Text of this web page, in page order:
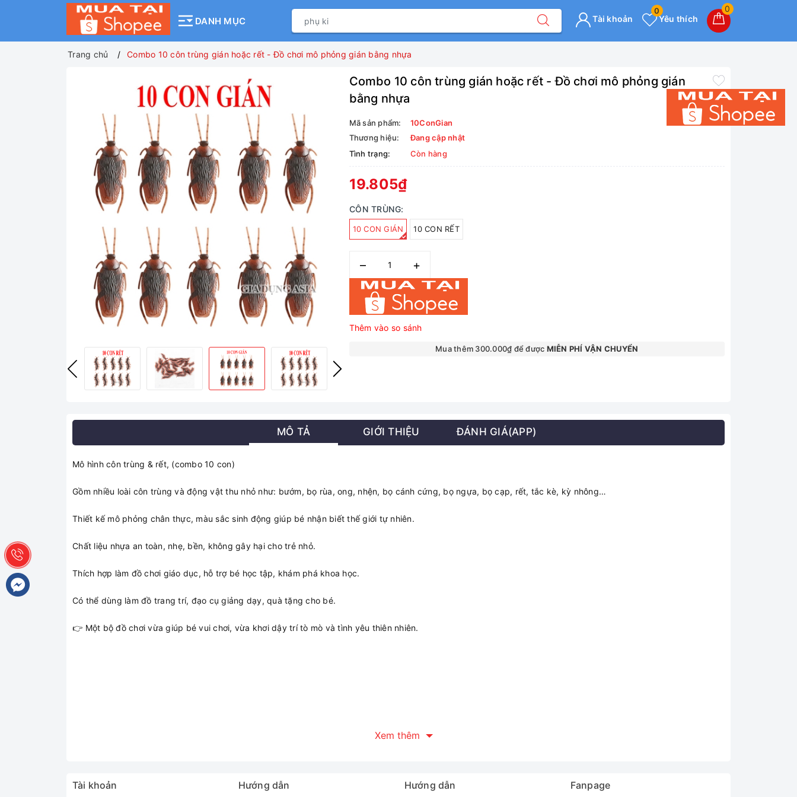
DANH MỤC
0
Yêu thích
0
Tài khoản
Trang chủ Combo 10 côn trùng gián hoặc rết - Đồ chơi mô phỏng gián bằng nhựa
Combo 10 côn trùng gián hoặc rết - Đồ chơi mô phỏng gián
bằng nhựa
Mã sản phẩm:
10ConGian
Thương hiệu:
Đang cập nhật
Tình trạng:
Còn hàng
19.805₫
CÔN TRÙNG:
10 CON GIÁN 10 CON RẾT
– +
Thêm vào so sánh
Mua thêm 300.000₫ để được MIỄN PHÍ VẬN CHUYỂN
MÔ TẢ GIỚI THIỆU ĐÁNH GIÁ(APP)
Mô hình côn trùng & rết, (combo 10 con)
Gồm nhiều loài côn trùng và động vật thu nhỏ như: bướm, bọ rùa, ong, nhện, bọ cánh cứng, bọ ngựa, bọ cạp, rết, tắc kè, kỳ nhông…
Thiết kế mô phỏng chân thực, màu sắc sinh động giúp bé nhận biết thế giới tự nhiên.
Chất liệu nhựa an toàn, nhẹ, bền, không gây hại cho trẻ nhỏ.
Thích hợp làm đồ chơi giáo dục, hỗ trợ bé học tập, khám phá khoa học.
Có thể dùng làm đồ trang trí, đạo cụ giảng dạy, quà tặng cho bé.
👉 Một bộ đồ chơi vừa giúp bé vui chơi, vừa khơi dậy trí tò mò và tình yêu thiên nhiên.
Xem thêm
Tài khoản Hướng dẫn Hướng dẫn Fanpage